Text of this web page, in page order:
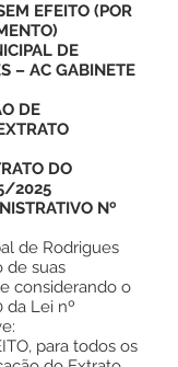
EFEITO (POR
DE
– AC GABINETE
DE
DO
2025
Nº
de Rodrigues
de suas
considerando o
da Lei nº
para todos os